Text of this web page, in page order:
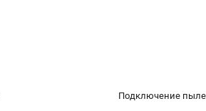
Подключение